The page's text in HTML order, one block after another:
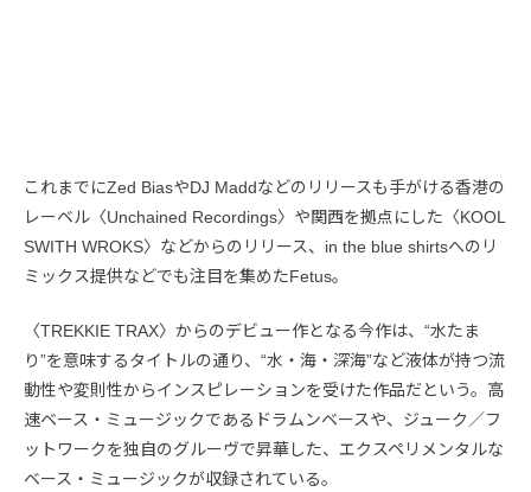
これまでにZed BiasやDJ Maddなどのリリースも手がける香港の
レーベル〈Unchained Recordings〉や関西を拠点にした〈KOOL
SWITH WROKS〉などからのリリース、in the blue shirtsへのリ
ミックス提供などでも注目を集めたFetus。
〈TREKKIE TRAX〉からのデビュー作となる今作は、“水たま
り”を意味するタイトルの通り、“水・海・深海”など液体が持つ流
動性や変則性からインスピレーションを受けた作品だという。高
速ベース・ミュージックであるドラムンベースや、ジューク／フ
ットワークを独自のグルーヴで昇華した、エクスペリメンタルな
ベース・ミュージックが収録されている。